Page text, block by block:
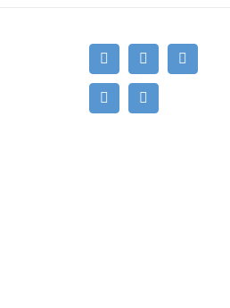
E-
mail
FacebookInstagram
SpotifyYouTube